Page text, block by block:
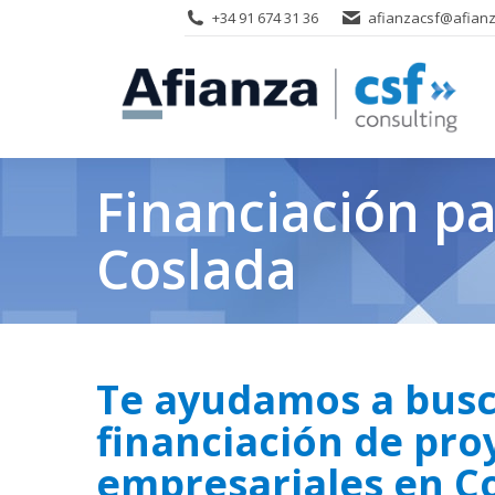
+34 91 674 31 36
Financiación
Coslada
Te ayudamos a
financiación de
empresariales en